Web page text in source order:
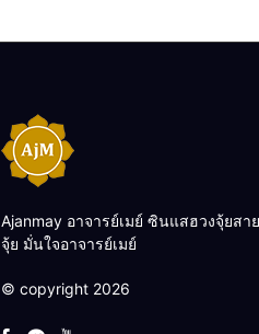
Ajanmay อาจารย์เมย์ ซินแสฮวงจุ้ยสา
จุ้ย มั่นใจอาจารย์เมย์
© copyright 2026